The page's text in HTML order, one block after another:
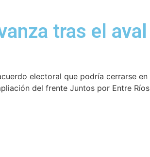
tras el aval
electoral que podría cerrarse en
del frente Juntos por Entre Ríos